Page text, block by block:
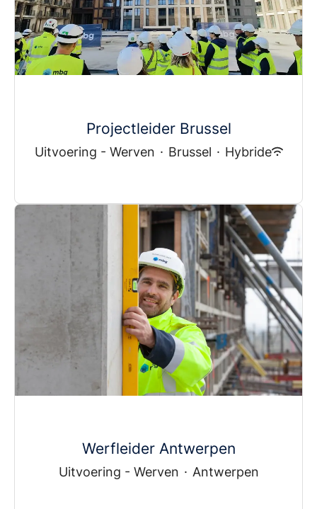
Projectleider Brussel
Uitvoering - Werven · Brussel · Hybride
Werfleider Antwerpen
Uitvoering - Werven · Antwerpen